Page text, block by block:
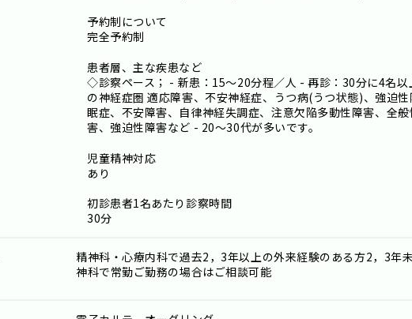
予約制について
完全予約制
患者層、主な疾患など
◇診察ペース； - 新患：15～20分程／人 - 再診：30分に4名
の神経症圏 適応障害、不安神経症、うつ病(うつ状態)、強迫
眠症、不安障害、自律神経失調症、注意欠陥多動性障害、全
害、強迫性障害など - 20～30代が多いです。
児童精神対応
あり
初診患者1名あたり診察時間
30分
精神科・心療内科で過去2，3年以上の外来経験のある方2，3年
神科で常勤ご勤務の場合はご相談可能